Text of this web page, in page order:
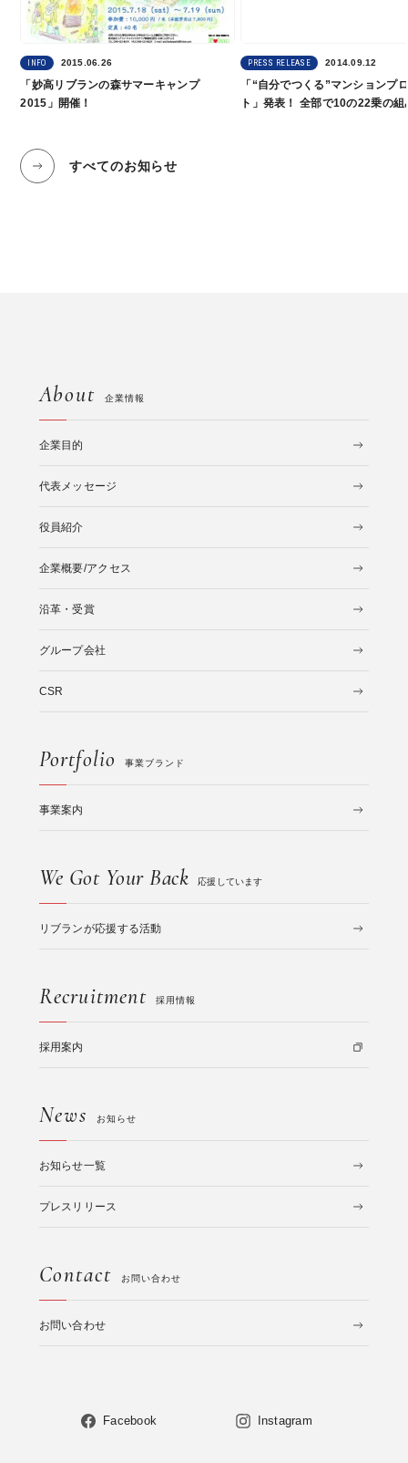
INFO 2015.06.26
「妙高リブランの森サマーキャンプ
2015」開催！
PRESS RELEASE 2014.09.12
「“自分でつくる”マンションプ
ト」発表！ 全部で10の22乗の組
すべてのお知らせ
About 企業情報
企業目的
代表メッセージ
役員紹介
企業概要/アクセス
沿革・受賞
グループ会社
CSR
Portfolio 事業ブランド
事業案内
We Got Your Back 応援しています
リブランが応援する活動
Recruitment 採用情報
採用案内
News お知らせ
お知らせ一覧
プレスリリース
Contact お問い合わせ
お問い合わせ
Facebook Instagram